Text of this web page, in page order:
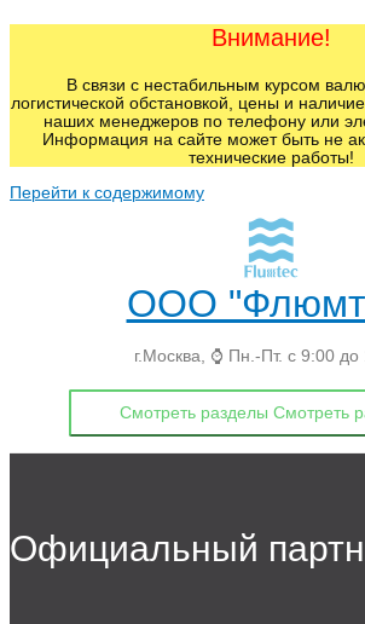
Внимание!
В связи с нестабильным курсом
логистической обстановкой, цены и
наших менеджеров по телефону или
Информация на сайте может быть не
технические работы!
Перейти к содержимому
ООО
г.Москва, ⌚ Пн.-Пт. с 9:00 до
Смотреть разделы Смотреть
Официальный